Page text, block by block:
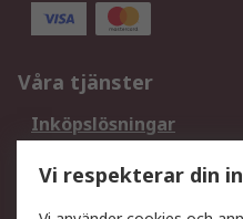
Våra tjänster
Inköpslösningar
DesignSpark
Vi respekterar din